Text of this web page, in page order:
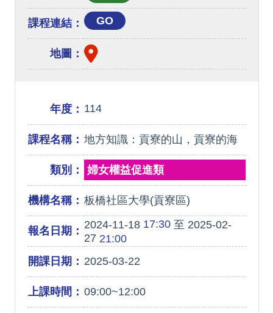
課程連結： GO
地圖：
年度： 114
課程名稱： 地方知識：貢寮的山，貢寮的海
類別： 婦女權益促進類
機構名稱： 板橋社區大學(貢寮區)
報名日期： 2024-11-1817:30至 2025-02-
27 21:00
開課日期： 2025-03-22
上課時間： 09:00~12:00